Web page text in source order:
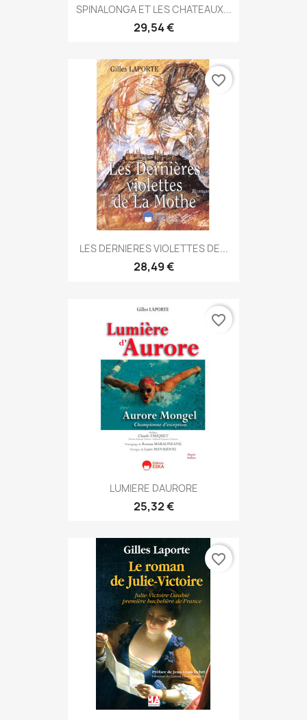
SPINALONGA ET LES CHATEAUX...
29,54 €
LES DERNIERES VIOLETTES DE...
28,49 €
favorite_border
LUMIERE DAURORE
25,32 €
favorite_border
favorite_border